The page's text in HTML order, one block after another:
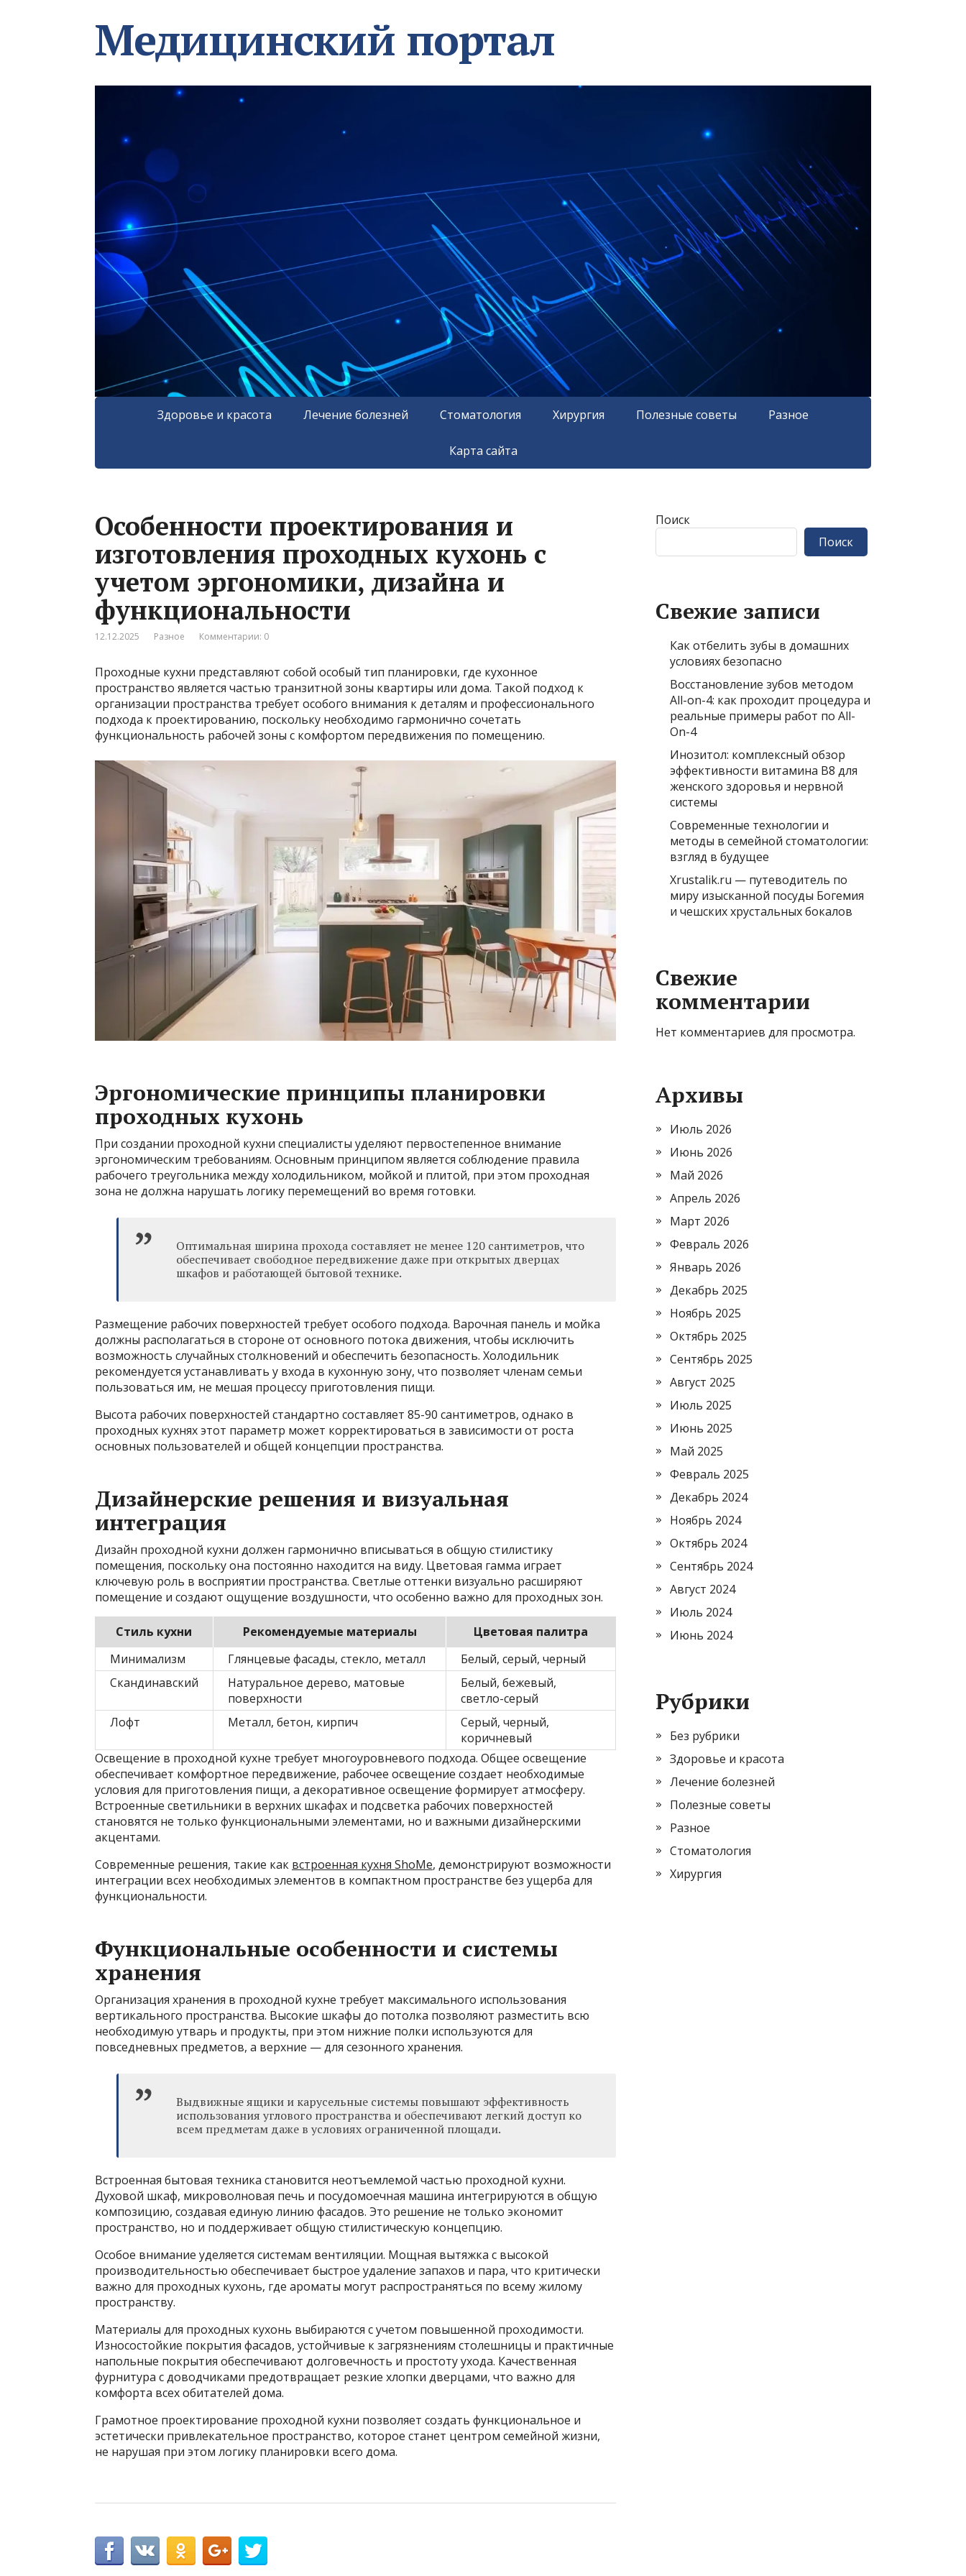
Медицинский портал
Здоровье и красота Лечение болезней Стоматология Хирургия Полезные советы Разное
Карта сайта
Особенности проектирования и
изготовления проходных кухонь с
учетом эргономики, дизайна и
функциональности
12.12.2025 Разное Комментарии: 0
Проходные кухни представляют собой особый тип планировки, где кухонное
пространство является частью транзитной зоны квартиры или дома. Такой подход к
организации пространства требует особого внимания к деталям и профессионального
подхода к проектированию, поскольку необходимо гармонично сочетать
функциональность рабочей зоны с комфортом передвижения по помещению.
Эргономические принципы планировки
проходных кухонь
При создании проходной кухни специалисты уделяют первостепенное внимание
эргономическим требованиям. Основным принципом является соблюдение правила
рабочего треугольника между холодильником, мойкой и плитой, при этом проходная
зона не должна нарушать логику перемещений во время готовки.
Оптимальная ширина прохода составляет не менее 120 сантиметров, что
обеспечивает свободное передвижение даже при открытых дверцах
шкафов и работающей бытовой технике.
Размещение рабочих поверхностей требует особого подхода. Варочная панель и мойка
должны располагаться в стороне от основного потока движения, чтобы исключить
возможность случайных столкновений и обеспечить безопасность. Холодильник
рекомендуется устанавливать у входа в кухонную зону, что позволяет членам семьи
пользоваться им, не мешая процессу приготовления пищи.
Высота рабочих поверхностей стандартно составляет 85-90 сантиметров, однако в
проходных кухнях этот параметр может корректироваться в зависимости от роста
основных пользователей и общей концепции пространства.
Дизайнерские решения и визуальная
интеграция
Дизайн проходной кухни должен гармонично вписываться в общую стилистику
помещения, поскольку она постоянно находится на виду. Цветовая гамма играет
ключевую роль в восприятии пространства. Светлые оттенки визуально расширяют
помещение и создают ощущение воздушности, что особенно важно для проходных зон.
Стиль кухни Рекомендуемые материалы
Цветовая палитра
Минимализм
Глянцевые фасады, стекло, металл
Белый, серый, черный
Скандинавский
Натуральное дерево, матовые
поверхности
Белый, бежевый,
светло-серый
Лофт
Металл, бетон, кирпич
Серый, черный,
коричневый
Освещение в проходной кухне требует многоуровневого подхода. Общее освещение
обеспечивает комфортное передвижение, рабочее освещение создает необходимые
условия для приготовления пищи, а декоративное освещение формирует атмосферу.
Встроенные светильники в верхних шкафах и подсветка рабочих поверхностей
становятся не только функциональными элементами, но и важными дизайнерскими
акцентами.
Современные решения, такие как встроенная кухня ShoMe, демонстрируют возможности
интеграции всех необходимых элементов в компактном пространстве без ущерба для
функциональности.
Функциональные особенности и системы
хранения
Организация хранения в проходной кухне требует максимального использования
вертикального пространства. Высокие шкафы до потолка позволяют разместить всю
необходимую утварь и продукты, при этом нижние полки используются для
повседневных предметов, а верхние — для сезонного хранения.
Выдвижные ящики и карусельные системы повышают эффективность
использования углового пространства и обеспечивают легкий доступ ко
всем предметам даже в условиях ограниченной площади.
Встроенная бытовая техника становится неотъемлемой частью проходной кухни.
Духовой шкаф, микроволновая печь и посудомоечная машина интегрируются в общую
композицию, создавая единую линию фасадов. Это решение не только экономит
пространство, но и поддерживает общую стилистическую концепцию.
Особое внимание уделяется системам вентиляции. Мощная вытяжка с высокой
производительностью обеспечивает быстрое удаление запахов и пара, что критически
важно для проходных кухонь, где ароматы могут распространяться по всему жилому
пространству.
Материалы для проходных кухонь выбираются с учетом повышенной проходимости.
Износостойкие покрытия фасадов, устойчивые к загрязнениям столешницы и практичные
напольные покрытия обеспечивают долговечность и простоту ухода. Качественная
фурнитура с доводчиками предотвращает резкие хлопки дверцами, что важно для
комфорта всех обитателей дома.
Грамотное проектирование проходной кухни позволяет создать функциональное и
эстетически привлекательное пространство, которое станет центром семейной жизни,
не нарушая при этом логику планировки всего дома.
Поиск
Поиск
Свежие записи
Как отбелить зубы в домашних
условиях безопасно
Восстановление зубов методом
All-on-4: как проходит процедура и
реальные примеры работ по All-
On-4
Инозитол: комплексный обзор
эффективности витамина B8 для
женского здоровья и нервной
системы
Современные технологии и
методы в семейной стоматологии:
взгляд в будущее
Xrustalik.ru — путеводитель по
миру изысканной посуды Богемия
и чешских хрустальных бокалов
Свежие
комментарии
Нет комментариев для просмотра.
Архивы
Июль 2026
Июнь 2026
Май 2026
Апрель 2026
Март 2026
Февраль 2026
Январь 2026
Декабрь 2025
Ноябрь 2025
Октябрь 2025
Сентябрь 2025
Август 2025
Июль 2025
Июнь 2025
Май 2025
Февраль 2025
Декабрь 2024
Ноябрь 2024
Октябрь 2024
Сентябрь 2024
Август 2024
Июль 2024
Июнь 2024
Рубрики
Без рубрики
Здоровье и красота
Лечение болезней
Полезные советы
Разное
Стоматология
Хирургия